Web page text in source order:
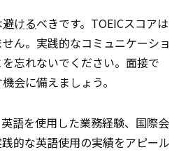
避けるべきです。TOEICスコアは
ん。実践的なコミュニケーショ
忘れないでください。面接で
会に備えましょう。
語を使用した業務経験、国際会
的な英語使用の実績をアピール